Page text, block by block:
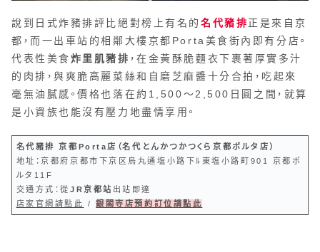
說到日式炸豬排評比絕對榜上有名的 名代豬排正是來自京
都，而一出車站的相鄰大樓京都Porta美食街內即有分店。
代表性美食炸里肌豬排 ，在金黃酥脆麵衣下裹著厚實多汁
的肉排，與爽脆高麗菜絲和自磨芝麻醬十分合拍，吃起來
毫無油膩感。價格也落在約1,500～2,500日圓之間，就算
是小資族也能沒有壓力地盡情享用。
名代豬排 京都Porta店（名代とんかつかつくら京都ポルタ店）
地址：京都府京都市下京区烏丸通塩小路下ﾙ東塩小路町901 京都ポ
ルタ11F
交通方式：從 JR京都站 出站即達
店家官網請點此
/銀閣寺店預約訂位請點此